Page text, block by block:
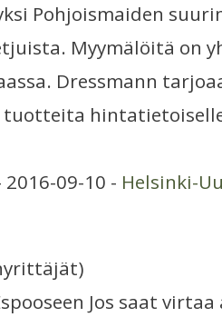
Pohjoismaiden
Myymälöitä on
Dressmann
2016-09-10 - Helsinki-
Jos saat